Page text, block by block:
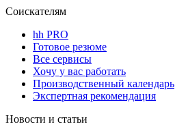
Соискателям
hh PRO
Готовое резюме
Все сервисы
Хочу у вас работать
Производственный календарь
Экспертная рекомендация
Новости и статьи